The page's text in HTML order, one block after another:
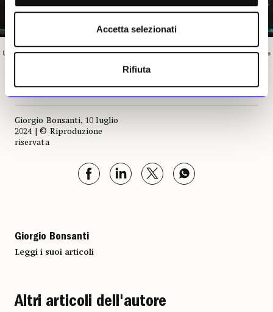
Accetta selezionati
Rifiuta
Una vetrina del Museo della Natura e dell’Uomo di Padova. Foto © Museo della Natura e
dell’Uomo di Padova
Giorgio Bonsanti, 10 luglio
2024 | © Riproduzione
riservata
Giorgio Bonsanti
Leggi i suoi articoli
Altri articoli dell'autore